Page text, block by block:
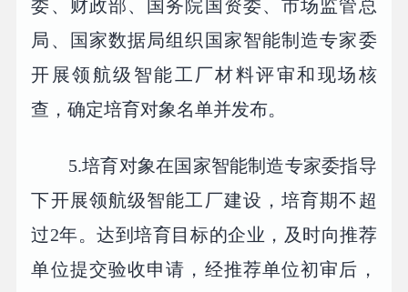
委、财政部、国务院国资委、市场监管总
局、国家数据局组织国家智能制造专家委
开展领航级智能工厂材料评审和现场核
查，确定培育对象名单并发布。
5.培育对象在国家智能制造专家委指导
下开展领航级智能工厂建设，培育期不超
过2年。达到培育目标的企业，及时向推荐
单位提交验收申请，经推荐单位初审后，